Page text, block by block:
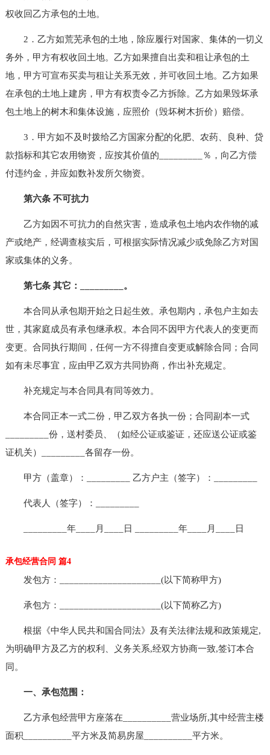
权收回乙方承包的土地。
2．乙方如荒芜承包的土地，除应履行对国家、集体的一切义
务外，甲方有权收回土地。乙方如果擅自出卖和租让承包的土
地，甲方可宣布买卖与租让关系无效，并可收回土地。乙方如果
在承包的土地上建房，甲方有权责令乙方拆除。乙方如果毁坏承
包土地上的树木和集体设施，应照价（毁坏树木折价）赔偿。
3．甲方如不及时拨给乙方国家分配的化肥、农药、良种、贷
款指标和其它农用物资，应按其价值的_________％，向乙方偿
付违约金，并应如数补发所欠物资。
第六条 不可抗力
乙方如因不可抗力的自然灾害，造成承包土地内农作物的减
产或绝产，经调查核实后，可根据实际情况减少或免除乙方对国
家或集体的义务。
第七条 其它：_________。
本合同从承包期开始之日起生效。承包期内，承包户主如去
世，其家庭成员有承包继承权。本合同不因甲方代表人的变更而
变更。合同执行期间，任何一方不得擅自变更或解除合同；合同
如有未尽事宜，应由甲乙双方共同协商，作出补充规定。
补充规定与本合同具有同等效力。
本合同正本一式二份，甲乙双方各执一份；合同副本一式
_________份，送村委员、（如经公证或鉴证，还应送公证或鉴
证机关）_________各留存一份。
甲方（盖章）：_________ 乙方户主（签字）：_________
代表人（签字）：_________
_________年____月____日 _________年____月____日
承包经营合同 篇4
发包方：_____________________(以下简称甲方)
承包方：_____________________(以下简称乙方)
根据《中华人民共和国合同法》及有关法律法规和政策规定,
为明确甲方及乙方的权利、义务关系,经双方协商一致,签订本合
同。
一、承包范围：
乙方承包经营甲方座落在__________营业场所,其中经营主楼
面积__________平方米及简易房屋__________平方米。